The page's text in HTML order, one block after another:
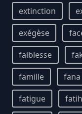
extinction
exégèse
faiblesse
famille
fana
fatigue